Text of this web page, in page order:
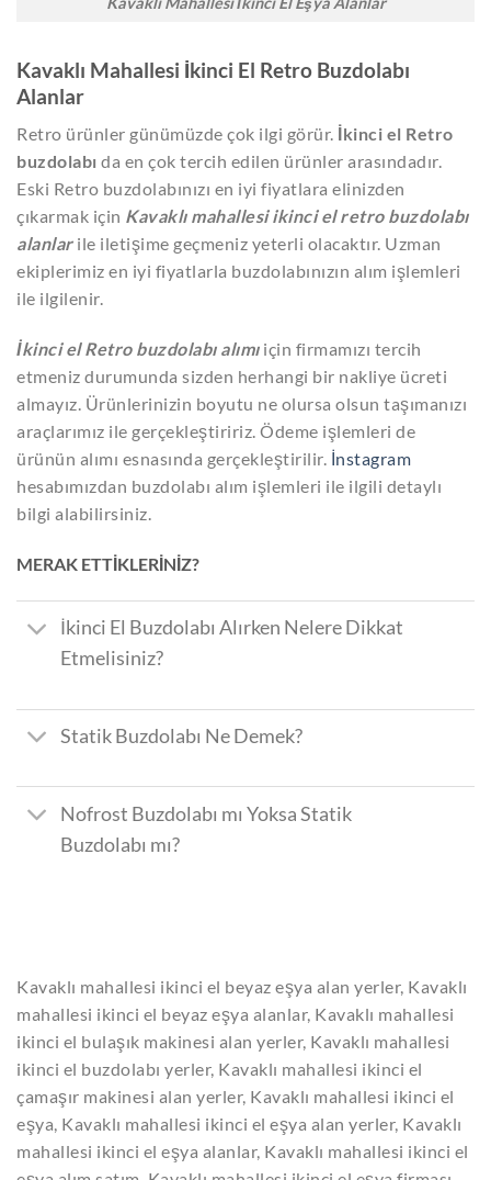
Kavaklı Mahallesi İkinci El Retro Buzdolabı
Alanlar
Retro ürünler günümüzde çok ilgi görür. İkinci el Retro
buzdolabı da en çok tercih edilen ürünler arasındadır.
Eski Retro buzdolabınızı en iyi fiyatlara elinizden
çıkarmak için Kavaklı mahallesi ikinci el retro buzdolabı
alanlarile iletişime geçmeniz yeterli olacaktır. Uzman
ekiplerimiz en iyi fiyatlarla buzdolabınızın alım işlemleri
ile ilgilenir.
İkinci el Retro buzdolabı alımıiçin firmamızı tercih
etmeniz durumunda sizden herhangi bir nakliye ücreti
almayız. Ürünlerinizin boyutu ne olursa olsun taşımanızı
araçlarımız ile gerçekleştiririz. Ödeme işlemleri de
ürünün alımı esnasında gerçekleştirilir. İnstagram
hesabımızdan buzdolabı alım işlemleri ile ilgili detaylı
bilgi alabilirsiniz.
MERAK ETTİKLERİNİZ?
İkinci El Buzdolabı Alırken Nelere Dikkat
Etmelisiniz?
Statik Buzdolabı Ne Demek?
Nofrost Buzdolabı mı Yoksa Statik
Buzdolabı mı?
Kavaklı mahallesi ikinci el beyaz eşya alan yerler, Kavaklı
mahallesi ikinci el beyaz eşya alanlar, Kavaklı mahallesi
ikinci el bulaşık makinesi alan yerler, Kavaklı mahallesi
ikinci el buzdolabı yerler, Kavaklı mahallesi ikinci el
çamaşır makinesi alan yerler, Kavaklı mahallesi ikinci el
eşya, Kavaklı mahallesi ikinci el eşya alan yerler, Kavaklı
mahallesi ikinci el eşya alanlar, Kavaklı mahallesi ikinci el